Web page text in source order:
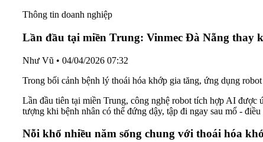
Thông tin doanh nghiệp
Lần đầu tại miền Trung: Vinmec Đà Nẵng thay
Như Vũ • 04/04/2026 07:32
Trong bối cảnh bệnh lý thoái hóa khớp gia tăng, ứng dụng
Lần đầu tiên tại miền Trung, công nghệ robot tích hợp AI
tượng khi bệnh nhân có thể đứng dậy, tập đi ngay sau mổ -
Nỗi khổ nhiều năm sống chung với thoái hóa